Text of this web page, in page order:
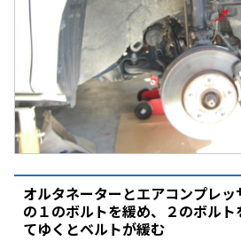
オルタネーターとエアコンプレ
の１のボルトを緩め、２のボル
てゆくとベルトが緩む